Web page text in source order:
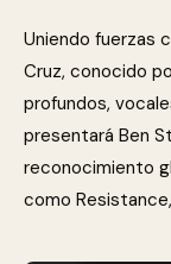
Uniendo fuerzas
Cruz, conocido
profundos,
presentará Ben
reconocimiento
como